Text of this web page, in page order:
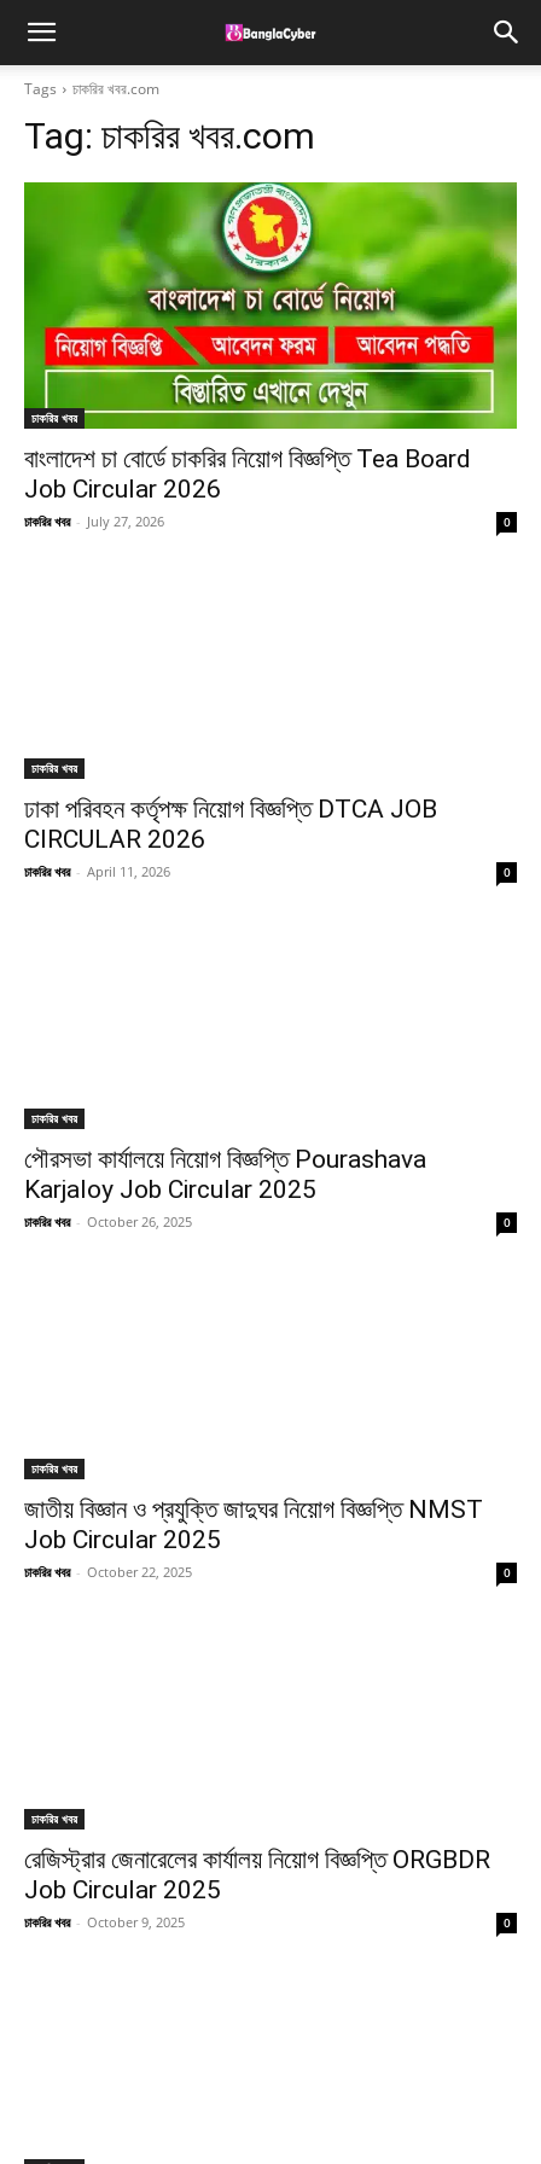
Tags চাকরির খবর.com
Tag: চাকরির খবর.com
চাকরির খবর
বাংলাদেশ চা বোর্ডে চাকরির নিয়োগ বিজ্ঞপ্তি Tea Board
Job Circular 2026
চাকরির খবর - July 27, 2026 0
চাকরির খবর
ঢাকা পরিবহন কর্তৃপক্ষ নিয়োগ বিজ্ঞপ্তি DTCA JOB
CIRCULAR 2026
চাকরির খবর - April 11, 2026 0
চাকরির খবর
পৌরসভা কার্যালয়ে নিয়োগ বিজ্ঞপ্তি Pourashava
Karjaloy Job Circular 2025
চাকরির খবর - October 26, 2025 0
চাকরির খবর
জাতীয় বিজ্ঞান ও প্রযুক্তি জাদুঘর নিয়োগ বিজ্ঞপ্তি NMST
Job Circular 2025
চাকরির খবর - October 22, 2025 0
চাকরির খবর
রেজিস্ট্রার জেনারেলের কার্যালয় নিয়োগ বিজ্ঞপ্তি ORGBDR
Job Circular 2025
চাকরির খবর - October 9, 2025 0